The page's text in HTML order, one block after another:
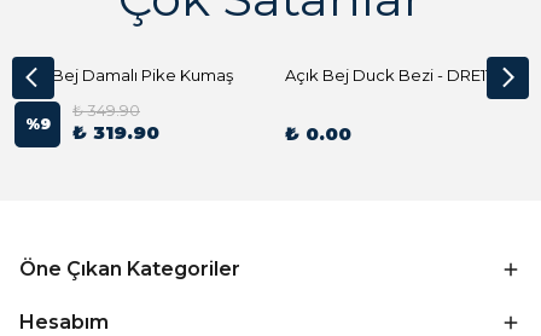
Açık Bej Damalı Pike Kumaş
%9
₺ 349.90
₺ 319.90
Açık Bej Duck Bezi - DRE1144 Kumaş Peçete
₺ 0.00
Öne Çıkan Kategoriler
Hesabım